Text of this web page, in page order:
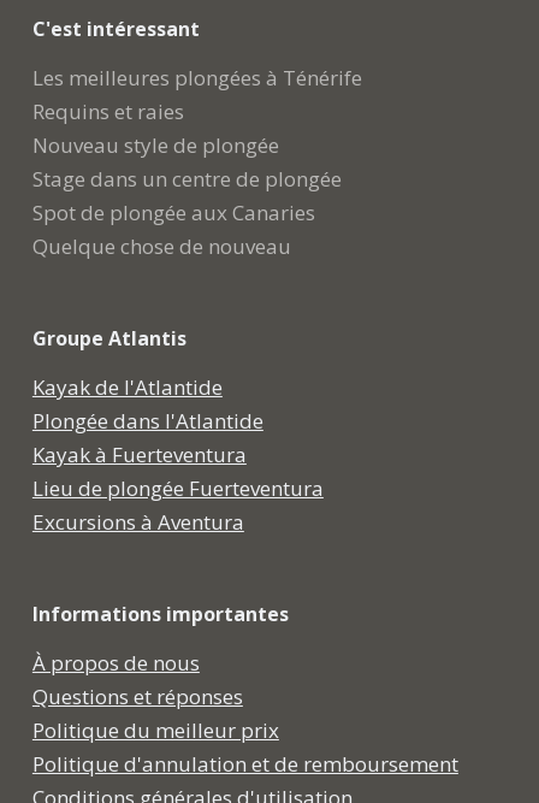
C'est intéressant
Les meilleures plongées à Ténérife
Requins et raies
Nouveau style de plongée
Stage dans un centre de plongée
Spot de plongée aux Canaries
Quelque chose de nouveau
Groupe Atlantis
Kayak de l'Atlantide
Plongée dans l'Atlantide
Kayak à Fuerteventura
Lieu de plongée Fuerteventura
Excursions à Aventura
Informations importantes
À propos de nous
Questions et réponses
Politique du meilleur prix
Politique d'annulation et de remboursement
Conditions générales d'utilisation